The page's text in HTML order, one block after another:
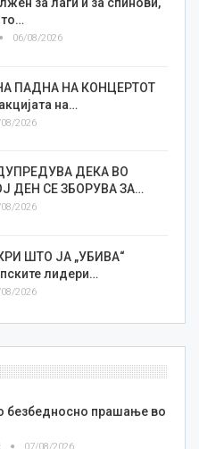
06/08/2026
ПАДНА НА КОНЦЕРТОТ
на…
2026
ДЕКА ВО
ДЕН СЕ ЗБОРУВА ЗА…
2026
ШТО ЈА „УБИВА“
лидери…
2026
безбедносно прашање во
07/08/2026